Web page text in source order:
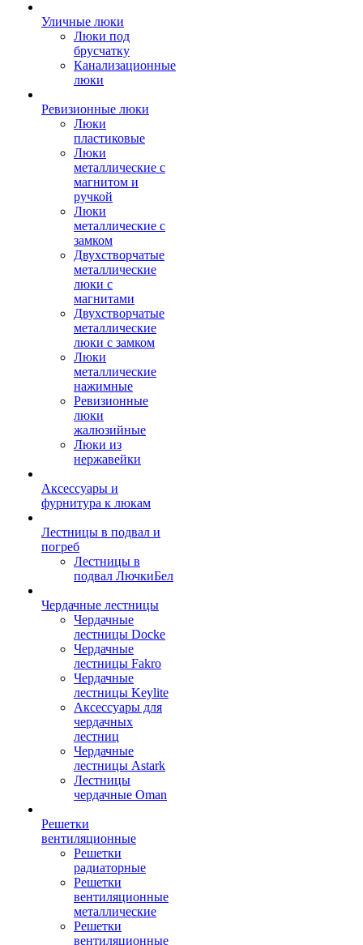
Уличные люки
Люки под
брусчатку
Канализационные
люки
Ревизионные люки
Люки
пластиковые
Люки
металлические с
магнитом и
ручкой
Люки
металлические с
замком
Двухстворчатые
металлические
люки с
магнитами
Двухстворчатые
металлические
люки с замком
Люки
металлические
нажимные
Ревизионные
люки
жалюзийные
Люки из
нержавейки
Аксессуары и
фурнитура к люкам
Лестницы в подвал и
погреб
Лестницы в
подвал ЛючкиБел
Чердачные лестницы
Чердачные
лестницы Docke
Чердачные
лестницы Fakro
Чердачные
лестницы Keylite
Аксессуары для
чердачных
лестниц
Чердачные
лестницы Astark
Лестницы
чердачные Oman
Решетки
вентиляционные
Решетки
радиаторные
Решетки
вентиляционные
металлические
Решетки
вентиляционные